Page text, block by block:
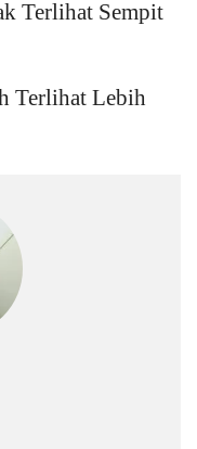
Terlihat Sempit
Terlihat Lebih